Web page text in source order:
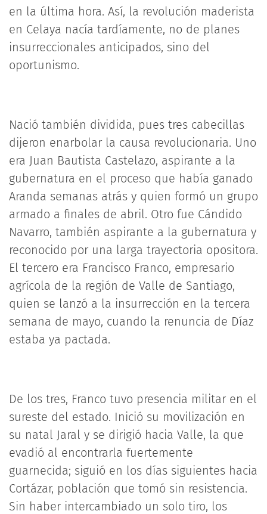
en la última hora. Así, la revolución maderista
en Celaya nacía tardíamente, no de planes
insurreccionales anticipados, sino del
oportunismo.
Nació también dividida, pues tres cabecillas
dijeron enarbolar la causa revolucionaria. Uno
era Juan Bautista Castelazo, aspirante a la
gubernatura en el proceso que había ganado
Aranda semanas atrás y quien formó un grupo
armado a finales de abril. Otro fue Cándido
Navarro, también aspirante a la gubernatura y
reconocido por una larga trayectoria opositora.
El tercero era Francisco Franco, empresario
agrícola de la región de Valle de Santiago,
quien se lanzó a la insurrección en la tercera
semana de mayo, cuando la renuncia de Díaz
estaba ya pactada.
De los tres, Franco tuvo presencia militar en el
sureste del estado. Inició su movilización en
su natal Jaral y se dirigió hacia Valle, la que
evadió al encontrarla fuertemente
guarnecida; siguió en los días siguientes hacia
Cortázar, población que tomó sin resistencia.
Sin haber intercambiado un solo tiro, los